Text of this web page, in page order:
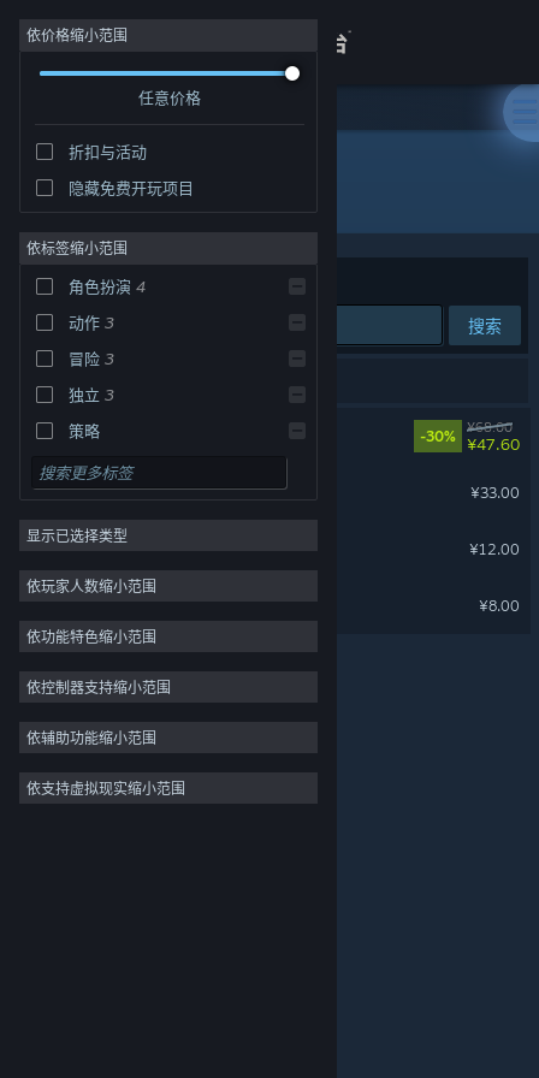
登录
关于
客服
关于蒸汽平台|退款政策|软件许可服务协议
个人信息保护政策|个人信息出境告知书|
依价格缩小范围
任意价格
折扣与活动
隐藏免费开玩项目
依标签缩小范围
角色扮演 4
动作 3
冒险 3
独立 3
策略
设计与插画
实用工具
免费开玩
大型多人在线
休闲
模拟
竞速
体育
视频制作
显示已选择类型
依玩家人数缩小范围
依功能特色缩小范围
依控制器支持缩小范围
依辅助功能缩小范围
依支持虚拟现实缩小范围
开发者: Hunter Studio
排序依据 相关性
搜索
4 个匹配的搜索结果。
-30%
¥68.00
¥47.60
¥33.00
¥12.00
¥8.00